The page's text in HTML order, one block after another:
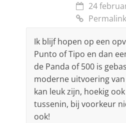
24
Permalink
Ik blijf hopen op een
Punto of Tipo en dan
de Panda of 500 is
moderne uitvoering van
kan leuk zijn, hoekig
tussenin, bij voorkeur
ook!